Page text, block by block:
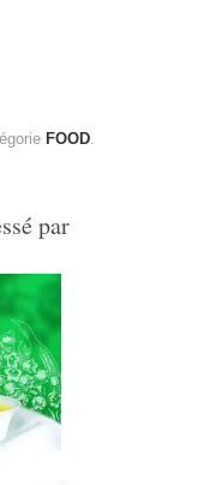
FOOD.
par